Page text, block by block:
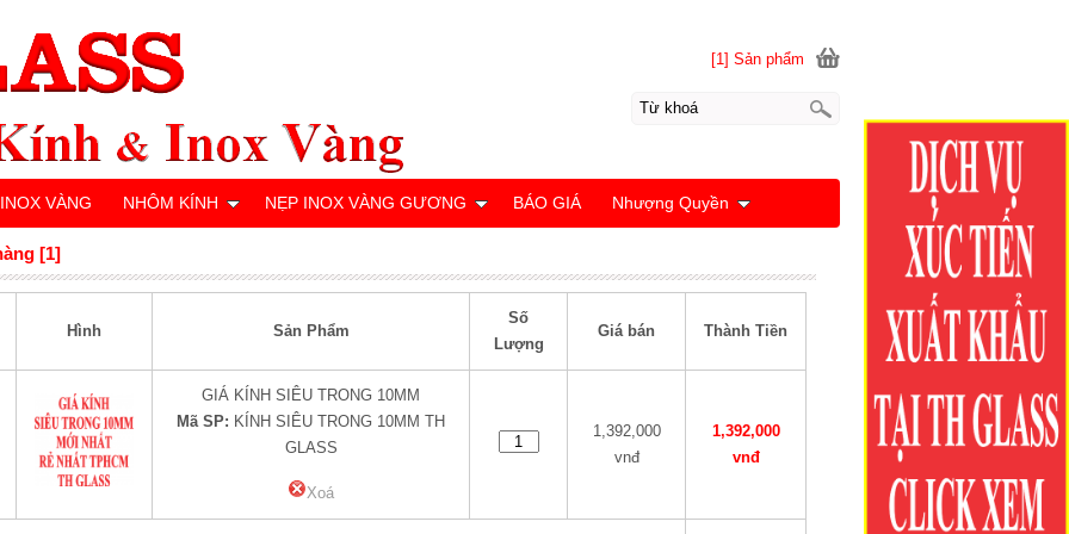
[1]
Hình Sản Phẩm
Số
Lượng
Giá bán Thành Tiền
GIÁ KÍNH SIÊU TRONG 10MM
Mã SP: KÍNH SIÊU TRONG 10MM TH
GLASS
Xoá
1,392,000
vnđ
1,392,000
vnđ
[1] Sản phẩm
VÀNG NHÔM KÍNH NẸP INOX VÀNG GƯƠNG BÁO GIÁ Nhượng Quyền